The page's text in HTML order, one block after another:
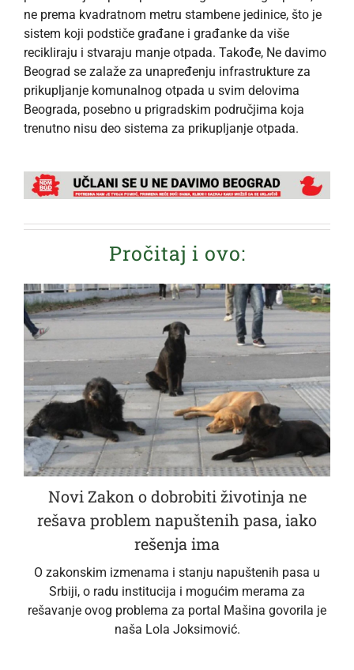
ne prema kvadratnom metru stambene jedinice, što je
sistem koji podstiče građane i građanke da više
recikliraju i stvaraju manje otpada. Takođe, Ne davimo
Beograd se zalaže za unapređenju infrastrukture za
prikupljanje komunalnog otpada u svim delovima
Beograda, posebno u prigradskim područjima koja
trenutno nisu deo sistema za prikupljanje otpada.
Pročitaj i ovo:
Novi Zakon o dobrobiti životinja ne
rešava problem napuštenih pasa, iako
rešenja ima
O zakonskim izmenama i stanju napuštenih pasa u
Srbiji, o radu institucija i mogućim merama za
rešavanje ovog problema za portal Mašina govorila je
naša Lola Joksimović.